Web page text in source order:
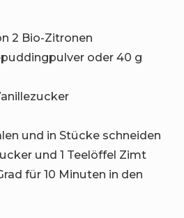
2 Bio-Zitronen
oder 40 g
und in Stücke schneiden
und 1 Teelöffel Zimt
für 10 Minuten in den